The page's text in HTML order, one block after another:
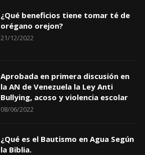
¿Qué beneficios tiene tomar té de
orégano orejon?
21/12/2022
Aprobada en primera discusión en
la AN de Venezuela la Ley Anti
Bullying, acoso y violencia escolar
08/06/2022
¿Qué es el Bautismo en Agua Según
la Biblia.